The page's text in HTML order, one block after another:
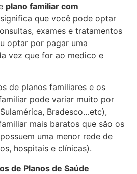
plano familiar com
que você pode optar
exames e tratamentos
optar por pagar uma
vez que for ao medico e
de planos familiares e os
pode variar muito por
Bradesco…etc),
mais baratos que são os
uma menor rede de
hospitais e clínicas).
de Planos de Saúde